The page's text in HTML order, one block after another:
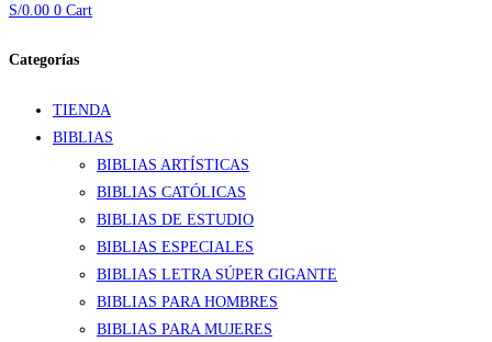
S/0.00 0 Cart
Categorías
TIENDA
BIBLIAS
BIBLIAS ARTÍSTICAS
BIBLIAS CATÓLICAS
BIBLIAS DE ESTUDIO
BIBLIAS ESPECIALES
BIBLIAS LETRA SÚPER GIGANTE
BIBLIAS PARA HOMBRES
BIBLIAS PARA MUJERES